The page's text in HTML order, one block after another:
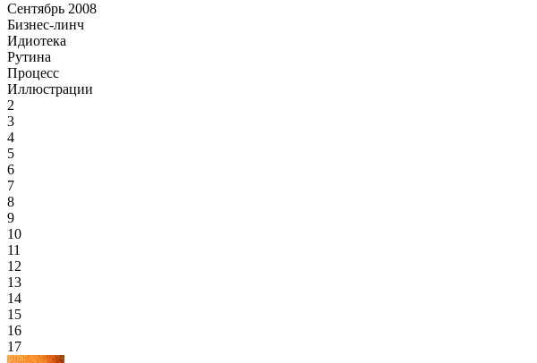
Сентябрь 2008
Бизнес-линч
Идиотека
Рутина
Процесс
Иллюстрации
2
3
4
5
6
7
8
9
10
11
12
13
14
15
16
17